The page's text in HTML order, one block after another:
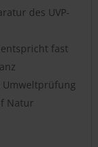
des UVP-
fast
Umweltprüfung
Natur